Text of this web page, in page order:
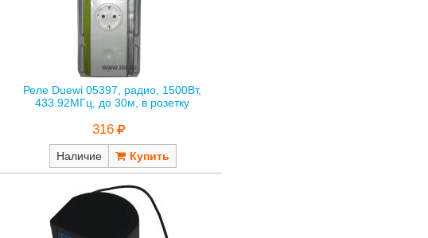
Реле Duewi 05397, радио, 1500Вт,
433.92МГц, до 30м, в розетку
316
Наличие